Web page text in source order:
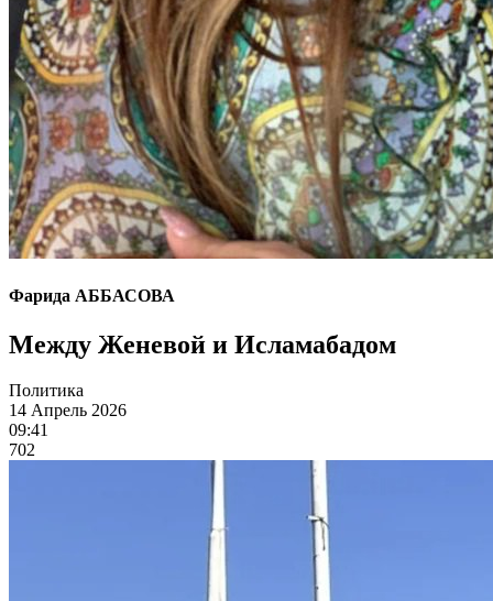
Фарида АББАСОВА
Между Женевой и Исламабадом
Политика
14 Апрель 2026
09:41
702